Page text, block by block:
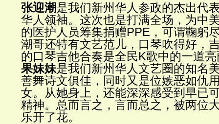
张迎潮是我们新州华人参政的杰出代
华人领袖。这次也是打满全场，为中
的医护人员筹集捐赠PPE ，可谓鞠躬
潮哥还特有文艺范儿，口琴吹得好，
的口琴吉他合奏是全民K歌中的一道
果妹妹是我们新州华人文艺圈的知名
善舞诗文俱佳，同时又是位嫉恶如仇
女。从她身上，还能深深感受到早已
精神。总而言之，言而总之，被两位
乐开了花。